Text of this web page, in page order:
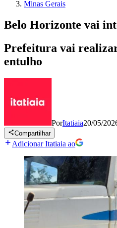
Minas Gerais
Belo Horizonte vai
Prefeitura vai
entulho
PorItatiaia20/05/
Compartilhar
Adicionar Itatiaia ao